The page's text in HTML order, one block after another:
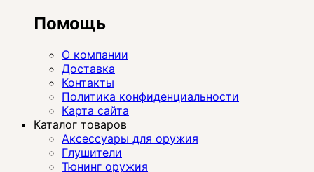
Помощь
О компании
Доставка
Контакты
Политика конфиденциальности
Карта сайта
Каталог товаров
Аксессуары для оружия
Глушители
Тюнинг оружия